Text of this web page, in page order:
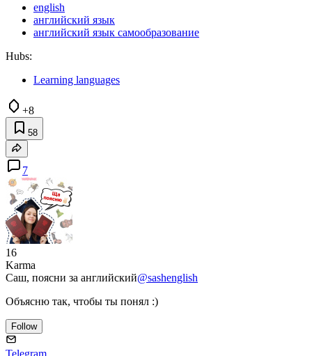
english
английский язык
английский язык самообразование
Hubs:
Learning languages
+8
58
7
16
Karma
Саш, поясни за английский@sashenglish
Объясню так, чтобы ты понял :)
Follow
Telegram